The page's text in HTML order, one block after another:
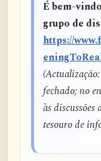
É bem-
grupo de
https://
fechado; no
às
tesouro de